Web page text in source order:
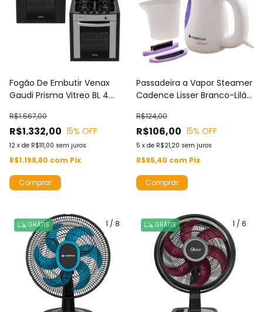
Fogão De Embutir Venax
Gaudi Prisma Vitreo BL 4
R$1.332,00
R$1.567,00
15% OFF
12 x de R$111,00 sem juros
R$1.198,80 com Pix
Comprar
Passadeira a Vapor Steamer
Cadence Lisser Branco-Lilás
Vertical e Higieniza Vap901
R$106,00
R$124,00
15% OFF
5 x de R$21,20 sem juros
R$95,40 com Pix
Comprar
1 / 8
GRÁTIS 1 / 6
GRÁTIS